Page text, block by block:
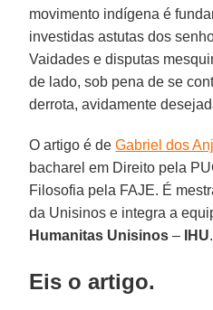
movimento indígena é
investidas astutas dos
Vaidades e disputas
de lado, sob pena de se
derrota, avidamente
O artigo é deGabriel dos
bacharel em Direito pela
Filosofia pela FAJE. É
da Unisinos e integra a
Humanitas Unisinos – IHU.
Eis o artigo.